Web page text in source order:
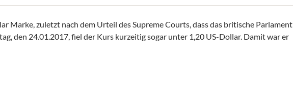
Marke, zuletzt nach dem Urteil des Supreme Courts, dass das britische Parlament
den 24.01.2017, fiel der Kurs kurzeitig sogar unter 1,20 US-Dollar. Damit war er